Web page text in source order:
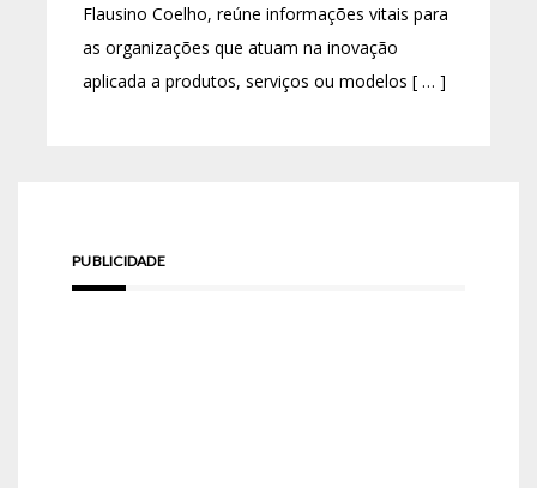
Flausino Coelho, reúne informações vitais para
as organizações que atuam na inovação
aplicada a produtos, serviços ou modelos [ … ]
PUBLICIDADE